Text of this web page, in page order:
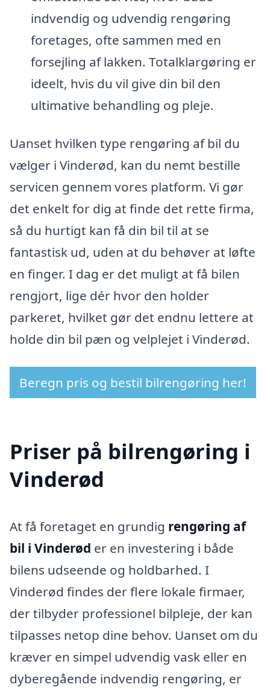
indvendig og udvendig rengøring
foretages, ofte sammen med en
forsejling af lakken. Totalklargøring er
ideelt, hvis du vil give din bil den
ultimative behandling og pleje.
Uanset hvilken type rengøring af bil du
vælger i Vinderød, kan du nemt bestille
servicen gennem vores platform. Vi gør
det enkelt for dig at finde det rette firma,
så du hurtigt kan få din bil til at se
fantastisk ud, uden at du behøver at løfte
en finger. I dag er det muligt at få bilen
rengjort, lige dér hvor den holder
parkeret, hvilket gør det endnu lettere at
holde din bil pæn og velplejet i Vinderød.
Beregn pris og bestil bilrengøring her!
Priser på bilrengøring i
Vinderød
At få foretaget en grundig rengøring af
bil i Vinderød er en investering i både
bilens udseende og holdbarhed. I
Vinderød findes der flere lokale firmaer,
der tilbyder professionel bilpleje, der kan
tilpasses netop dine behov. Uanset om du
kræver en simpel udvendig vask eller en
dyberegående indvendig rengøring, er